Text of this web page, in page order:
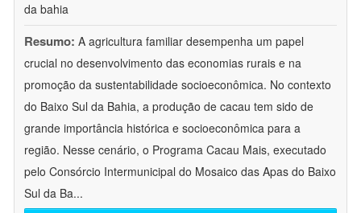
da bahia
Resumo: A agricultura familiar desempenha um papel
crucial no desenvolvimento das economias rurais e na
promoção da sustentabilidade socioeconômica. No contexto
do Baixo Sul da Bahia, a produção de cacau tem sido de
grande importância histórica e socioeconômica para a
região. Nesse cenário, o Programa Cacau Mais, executado
pelo Consórcio Intermunicipal do Mosaico das Apas do Baixo
Sul da Ba...